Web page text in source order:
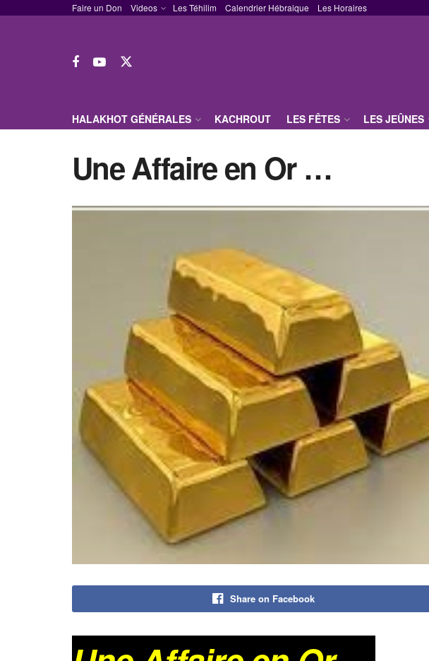
Faire un Don Videos Les Téhilim Calendrier Hébraique Les Horaires
HALAKHOT GÉNÉRALES KACHROUT LES FÊTES LES JEÛNES
Une Affaire en Or …
Share on Facebook